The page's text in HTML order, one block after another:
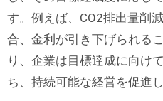
す。例えば、CO2排出量削
合、金利が引き下げられる
り、企業は目標達成に向け
ち、持続可能な経営を促進し